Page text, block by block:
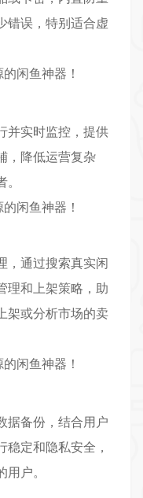
错误，特别适合虚
并实时监控，提供
，降低运营复杂
，通过搜索真实闲
理和上架策略，助
架或分析市场的卖
据备份，结合用户
定和隐私安全，
户。